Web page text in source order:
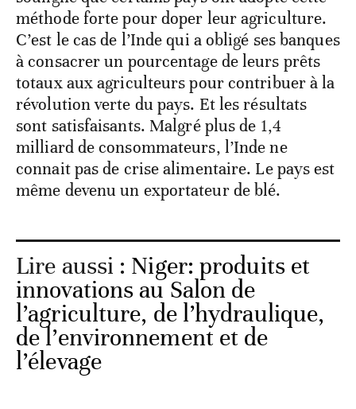
méthode forte pour doper leur agriculture.
C’est le cas de l’Inde qui a obligé ses banques
à consacrer un pourcentage de leurs prêts
totaux aux agriculteurs pour contribuer à la
révolution verte du pays. Et les résultats
sont satisfaisants. Malgré plus de 1,4
milliard de consommateurs, l’Inde ne
connait pas de crise alimentaire. Le pays est
même devenu un exportateur de blé.
Lire aussi : Niger: produits et
innovations au Salon de
l’agriculture, de l’hydraulique,
de l’environnement et de
l’élevage